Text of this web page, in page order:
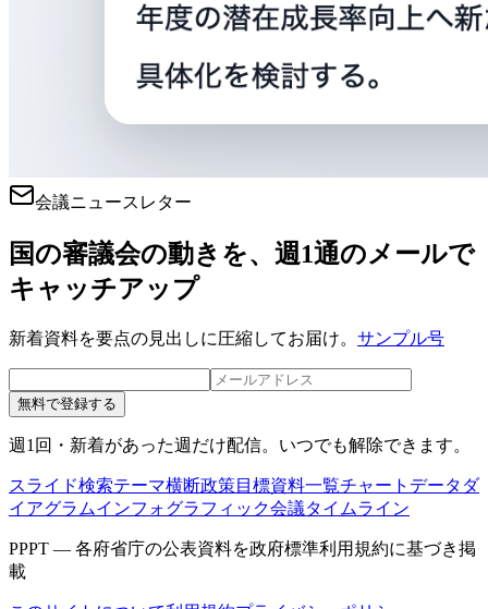
会議ニュースレター
国の審議会の動きを、週1通のメールで
キャッチアップ
新着資料を要点の見出しに圧縮してお届け。 サンプル号
無料で登録する
週1回・新着があった週だけ配信。いつでも解除できます。
スライド検索テーマ横断政策目標資料一覧チャートデータ ダ
イアグラムインフォグラフィック会議タイムライン
PPPT — 各府省庁の公表資料を政府標準利用規約に基づき掲
載